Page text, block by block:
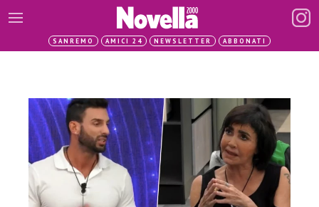
SANREMO AMICI 24 NEWSLETTER ABBONATI